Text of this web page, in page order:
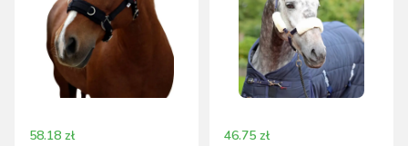
58.18 zł 46.75 zł